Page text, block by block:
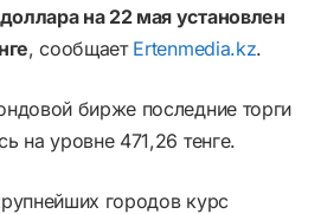
на 22 мая установлен
, сообщает Ertenmedia.kz.
бирже последние торги
на уровне 471,26 тенге.
городов курс